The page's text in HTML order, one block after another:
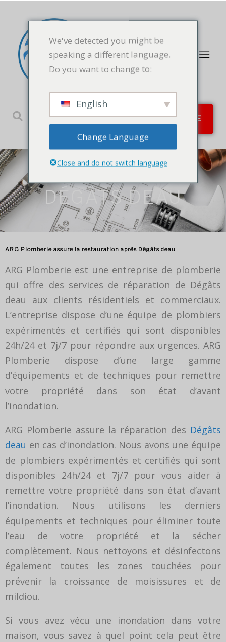
SERVICES D'URGENCE
DÉGÂTS DEAU
ARG Plomberie assure la restauration après Dégâts deau
ARG Plomberie est une entreprise de plomberie
qui offre des services de réparation de Dégâts
deau aux clients résidentiels et commerciaux.
L’entreprise dispose d’une équipe de plombiers
expérimentés et certifiés qui sont disponibles
24h/24 et 7j/7 pour répondre aux urgences. ARG
Plomberie dispose d’une large gamme
d’équipements et de techniques pour remettre
votre propriété dans son état d’avant
l’inondation.
ARG Plomberie assure la réparation des Dégâts
deau en cas d’inondation. Nous avons une équipe
de plombiers expérimentés et certifiés qui sont
disponibles 24h/24 et 7j/7 pour vous aider à
remettre votre propriété dans son état d’avant
l’inondation. Nous utilisons les derniers
équipements et techniques pour éliminer toute
l’eau de votre propriété et la sécher
complètement. Nous nettoyons et désinfectons
également toutes les zones touchées pour
prévenir la croissance de moisissures et de
mildiou.
Si vous avez vécu une inondation dans votre
maison, vous savez à quel point cela peut être
We've detected you might be
speaking a different language.
Do you want to change to:
English
Change Language
Close and do not switch language